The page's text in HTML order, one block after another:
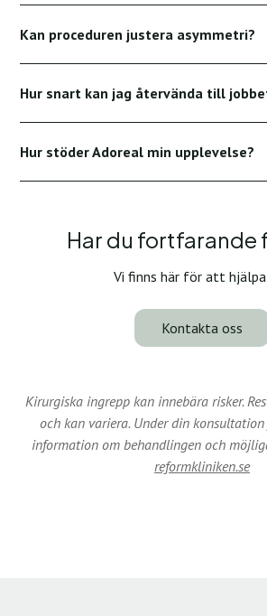
viktförändringar och graviditet.
Kan proceduren justera asymmetri?
förbättra balansen, även om målet inte
Hur snart kan jag återvända till
veckor, beroende på omfattningen av
yrke.
Hur stöder Adoreal min upplevelse?
Har du fortfarande
Vi finns här för att hjälpa
Kontakta oss
Kirurgiska ingrepp kan innebära risker.
och kan variera. Under din
information om behandlingen och
reformkliniken.se